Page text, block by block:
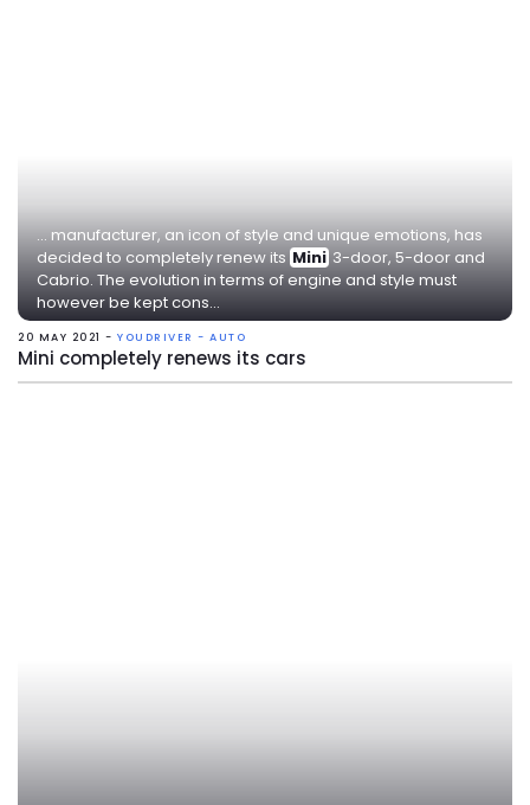
... manufacturer, an icon of style and unique emotions, has
decided to completely renew its Mini 3-door, 5-door and
Cabrio. The evolution in terms of engine and style must
however be kept cons...
20 MAY 2021 - YOUDRIVER - AUTO
Mini completely renews its cars